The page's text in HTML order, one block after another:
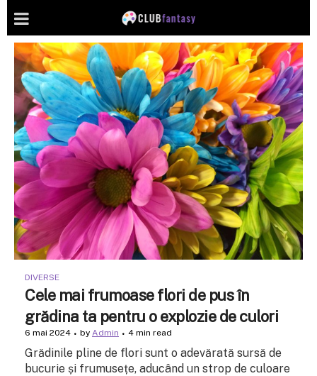
DIVERSE
Cele mai frumoase flori de pus în
grădina ta pentru o explozie de culori
6 mai 2024 by Admin 4 min read
Grădinile pline de flori sunt o adevărată sursă de
bucurie și frumusețe, aducând un strop de culoare